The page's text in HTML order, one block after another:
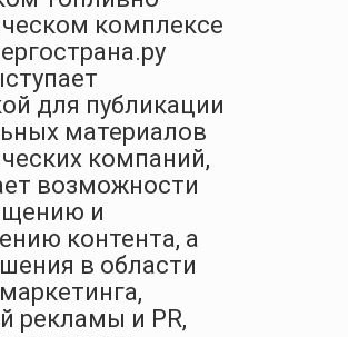
комплексе
для публикации
материалов
компаний,
возможности
и
контента, а
в области
рекламы и PR,